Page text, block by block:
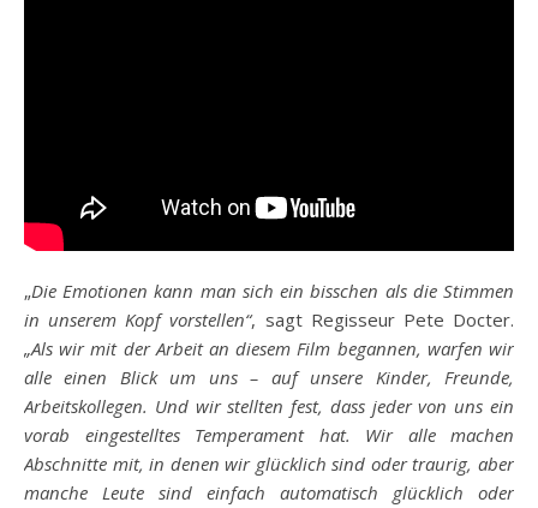
„Die Emotionen kann man sich ein bisschen als die Stimmen
in unserem Kopf vorstellen“, sagt Regisseur Pete Docter.
„Als wir mit der Arbeit an diesem Film begannen, warfen wir
alle einen Blick um uns – auf unsere Kinder, Freunde,
Arbeitskollegen. Und wir stellten fest, dass jeder von uns ein
vorab eingestelltes Temperament hat. Wir alle machen
Abschnitte mit, in denen wir glücklich sind oder traurig, aber
manche Leute sind einfach automatisch glücklich oder